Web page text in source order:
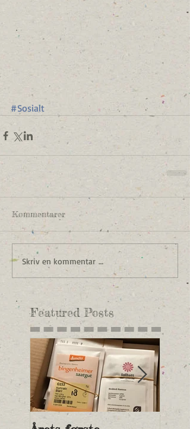
#Sosialt
Kommentarer
Skriv en kommentar …
Featured Posts